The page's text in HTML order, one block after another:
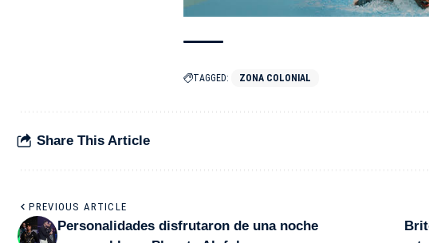
TAGGED: ZONA COLONIAL
Share This Article
PREVIOUS ARTICLE
Personalidades disfrutaron de una noche